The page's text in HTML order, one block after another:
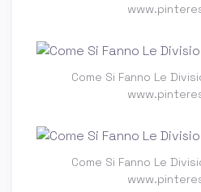
Come Si Fanno Le
Come Si Fanno Le